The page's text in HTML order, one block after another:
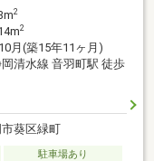
2
2
月(築15年11ヶ月)
清水線 音羽町駅 徒歩
葵区緑町
駐車場あり